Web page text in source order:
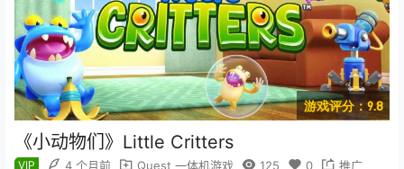
游戏评分：9.8
《小动物们》Little Critters
VIP 4 个月前 Quest 一体机游戏 125 0 推广